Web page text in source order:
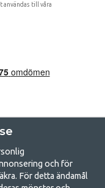
till våra
och för
För detta ändamål